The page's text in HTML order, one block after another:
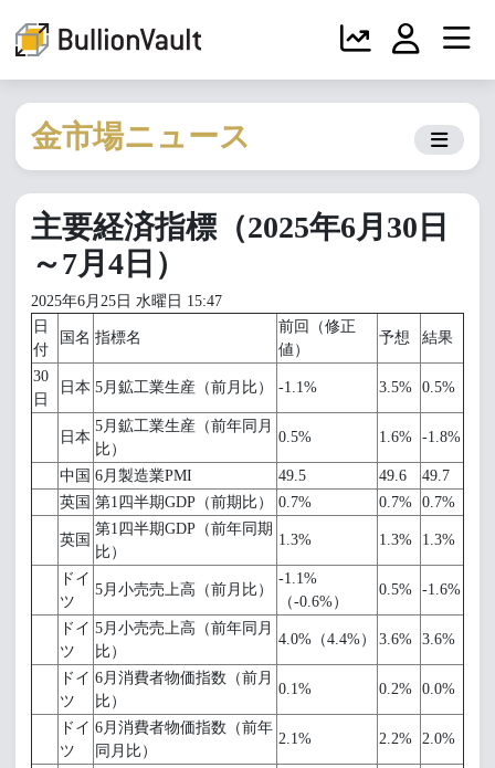
金市場ニュース
主要経済指標（2025年6月30日
～7月4日）
2025年6月25日 水曜日 15:47
日
付
国名 指標名
前回（修正
値）
予想 結果
30
日
日本 5月鉱工業生産（前月比） -1.1% 3.5% 0.5%
日本
5月鉱工業生産（前年同月
比）
0.5% 1.6% -1.8%
中国 6月製造業PMI 49.5 49.6
49.7
英国 第1四半期GDP（前期比） 0.7% 0.7% 0.7%
英国
第1四半期GDP（前年同期
比）
1.3% 1.3% 1.3%
ドイ
ツ
5月小売売上高（前月比）
-1.1%
（-0.6%）
0.5% -1.6%
ドイ
ツ
5月小売売上高（前年同月
比）
4.0%（4.4%） 3.6% 3.6%
ドイ
ツ
6月消費者物価指数（前月
比）
0.1% 0.2% 0.0%
ドイ
ツ
6月消費者物価指数（前年
同月比）
2.1% 2.2% 2.0%